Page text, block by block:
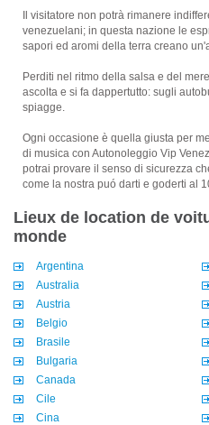
Il visitatore non potrà rimanere
venezuelani; in questa nazione le
sapori ed aromi della terra creano
Perditi nel ritmo della salsa e del
ascolta e si fa dappertutto: sugli
spiagge.
Ogni occasione è quella giusta per
di musica con Autonoleggio Vip
potrai provare il senso di sicurezza
come la nostra puó darti e goderti al
Lieux de location de
monde
Argentina
Australia
Austria
Belgio
Brasile
Bulgaria
Canada
Cile
Cina